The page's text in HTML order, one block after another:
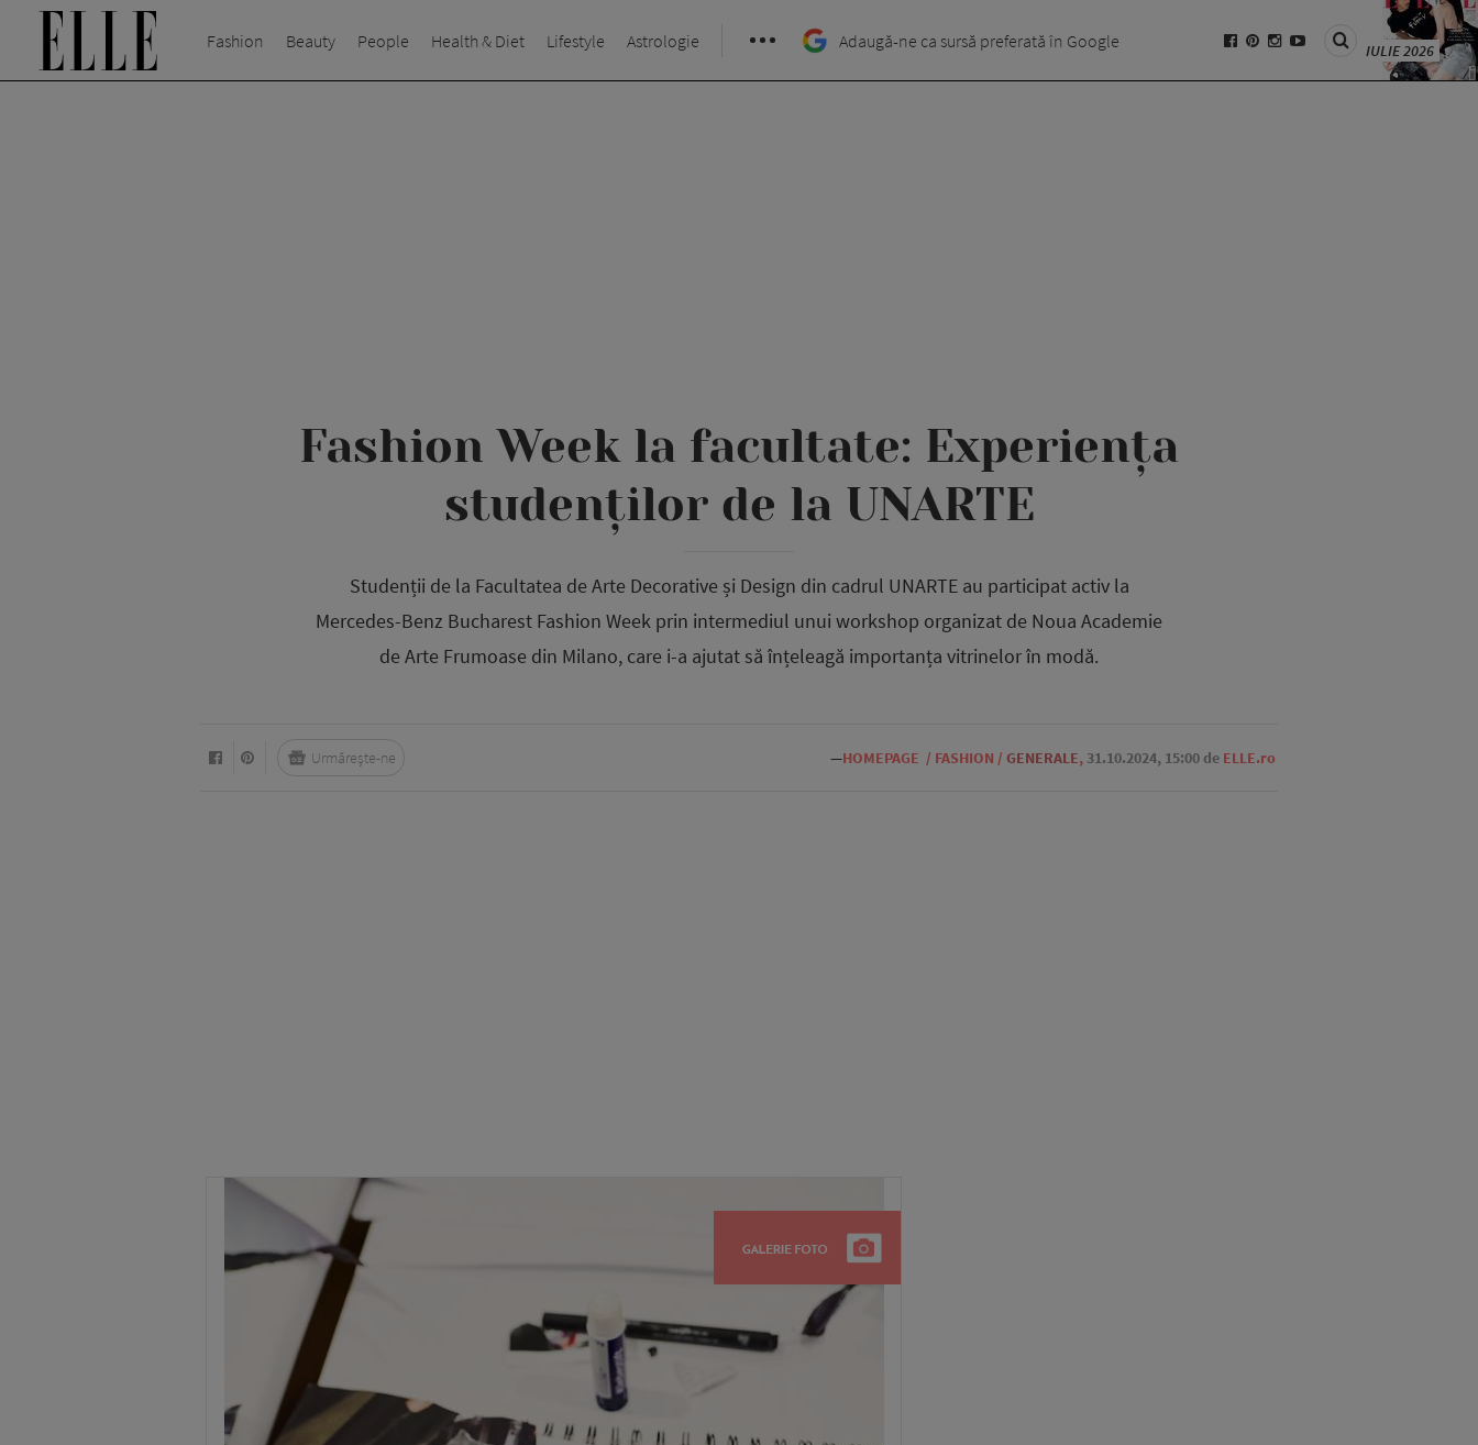
Fashion Beauty People Health & Diet Lifestyle Astrologie Adaugă-ne ca sursă preferată în Google IULIE 2026
Fashion Week la facultate: Experiența
studenților de la UNARTE
Studenții de la Facultatea de Arte Decorative și Design din cadrul UNARTE au participat activ la
Mercedes-Benz Bucharest Fashion Week prin intermediul unui workshop organizat de Noua Academie
de Arte Frumoase din Milano, care i-a ajutat să înțeleagă importanța vitrinelor în modă.
—HOMEPAGE / FASHION / GENERALE, 31.10.2024, 15:00 de ELLE.ro
Urmărește-ne